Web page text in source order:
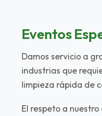
Eventos
Damos servicio a
industrias que
limpieza rápida de
El respeto a